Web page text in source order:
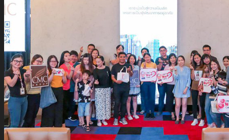
CMC WE TALK
CMC Sustainability
นัก
ลงทุน
สัมพันธ์
ติดต่อ
เรา